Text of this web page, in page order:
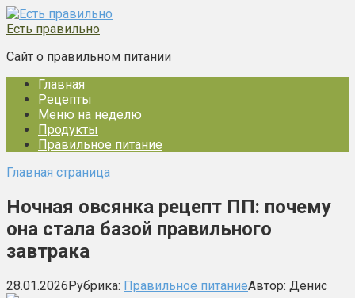
Перейти
к
Есть правильно
Сайт о правильном питании
Главная
Рецепты
Меню на неделю
Продукты
Правильное питание
Главная страница
Ночная овсянка рецепт ПП: почему
она стала базой правильного
завтрака
28.01.2026Рубрика: Правильное питаниеАвтор: Денис